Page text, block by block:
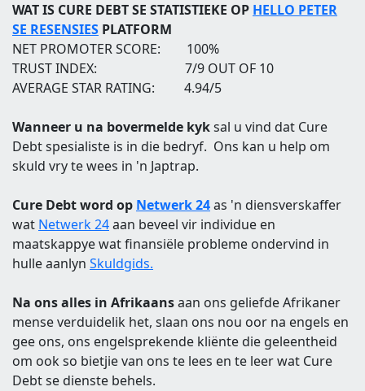
WAT IS CURE DEBT SE STATISTIEKE OP HELLO PETER
SE RESENSIES PLATFORM
NET PROMOTER SCORE: 100%
TRUST INDEX: 7/9 OUT OF 10
AVERAGE STAR RATING: 4.94/5
Wanneer u na bovermelde kyksal u vind dat Cure
Debt spesialiste is in die bedryf. Ons kan u help om
skuld vry te wees in 'n Japtrap.
Cure Debt word op Netwerk 24as 'n diensverskaffer
wat Netwerk 24aan beveel vir individue en
maatskappye wat finansiële probleme ondervind in
hulle aanlyn Skuldgids.
Na ons alles in Afrikaansaan ons geliefde Afrikaner
mense verduidelik het, slaan ons nou oor na engels en
gee ons, ons engelsprekende kliënte die geleentheid
om ook so bietjie van ons te lees en te leer wat Cure
Debt se dienste behels.